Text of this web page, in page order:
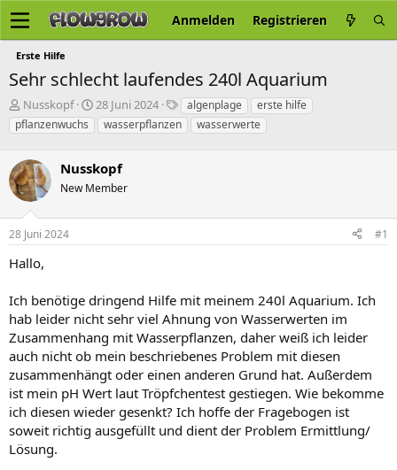
Anmelden Registrieren
Erste Hilfe
Sehr schlecht laufendes 240l Aquarium
E
r
s
e
l
l
e
r
Nusskopf
E
r
s
e
l
t
m
28 Juni 2024
S
c
h
o
t
algenplage
erste hilfe
pflanzenwuchs
wasserpflanzen wasserwerte
Nusskopf
New Member
28 Juni 2024 #1
Hallo,
Ich benötige dringend Hilfe mit meinem 240l Aquarium. Ich
hab leider nicht sehr viel Ahnung von Wasserwerten im
Zusammenhang mit Wasserpflanzen, daher weiß ich leider
auch nicht ob mein beschriebenes Problem mit diesen
zusammenhängt oder einen anderen Grund hat. Außerdem
ist mein pH Wert laut Tröpfchentest gestiegen. Wie bekomme
ich diesen wieder gesenkt? Ich hoffe der Fragebogen ist
soweit richtig ausgefüllt und dient der Problem Ermittlung/
Lösung.